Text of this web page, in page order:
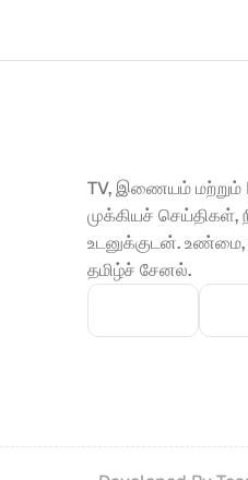
TV, இணையம் மற்றும்
முக்கியச் செய்திகள்,
உடனுக்குடன்.
தமிழ்ச் சேனல்.